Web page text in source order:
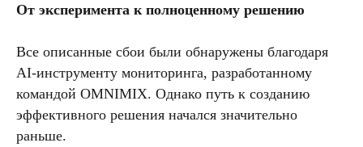
От эксперимента к полноценному решению
Все описанные сбои были обнаружены благодаря
AI-инструменту мониторинга, разработанному
командой OMNIMIX. Однако путь к созданию
эффективного решения начался значительно
раньше.